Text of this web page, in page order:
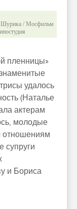
Шурика / Мосфильм
пленницы»
удалось
(Наталье
актерам
молодые
отношениям
супруги
и Бориса